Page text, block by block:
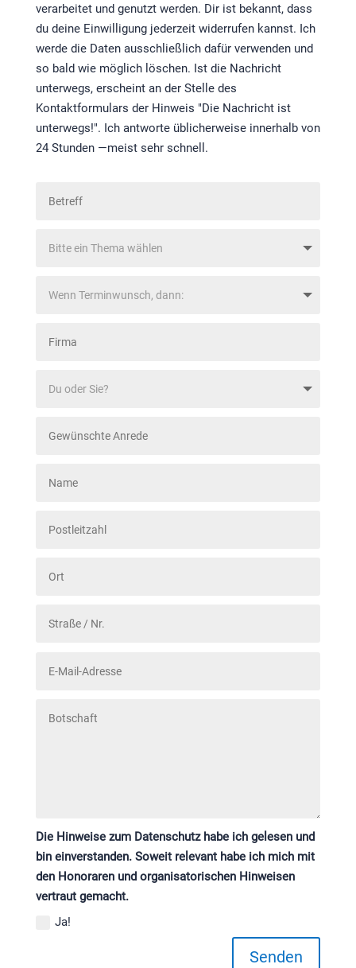
verarbeitet und genutzt werden. Dir ist bekannt, dass
du deine Einwilligung jederzeit widerrufen kannst. Ich
werde die Daten ausschließlich dafür verwenden und
so bald wie möglich löschen. Ist die Nachricht
unterwegs, erscheint an der Stelle des
Kontaktformulars der Hinweis "Die Nachricht ist
unterwegs!". Ich antworte üblicherweise innerhalb von
24 Stunden —meist sehr schnell.
Die Hinweise zum Datenschutz habe ich gelesen und
bin einverstanden. Soweit relevant habe ich mich mit
den Honoraren und organisatorischen Hinweisen
vertraut gemacht.
Ja!
Senden